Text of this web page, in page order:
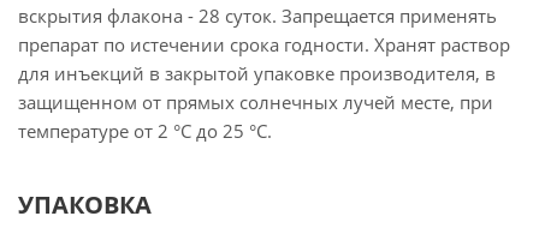
вскрытия флакона - 28 суток. Запрещается применять
препарат по истечении срока годности. Хранят раствор
для инъекций в закрытой упаковке производителя, в
защищенном от прямых солнечных лучей месте, при
температуре от 2 °С до 25 °С.
УПАКОВКА